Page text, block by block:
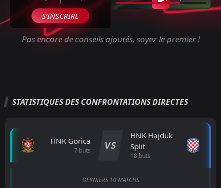
!
S’INSCRIRE
Pas encore de conseils ajoutés, soyez le premier !
STATISTIQUES DES CONFRONTATIONS DIRECTES
HNK Gorica
7 buts VS
HNK Hajduk
Split
18 buts
DERNIERS 10 MATCHS